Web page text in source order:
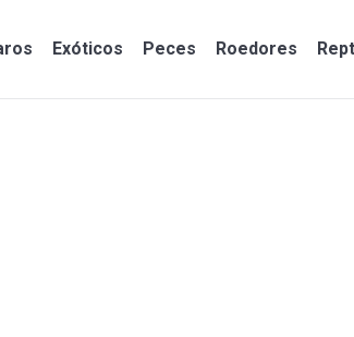
Exóticos Peces Roedores
Exóticos Peces Roedores